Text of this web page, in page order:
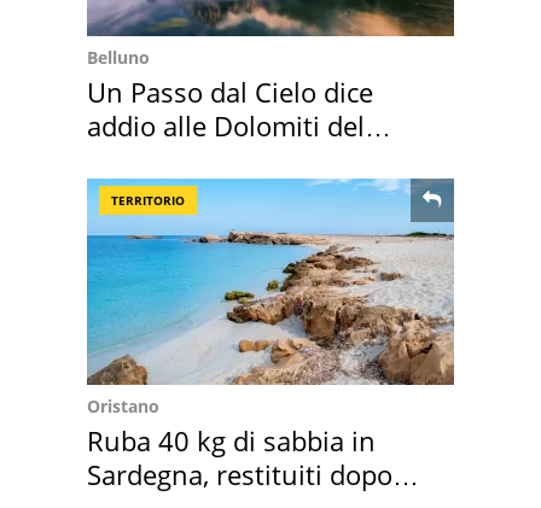
Belluno
Un Passo dal Cielo dice
addio alle Dolomiti del
TERRITORIO
Oristano
Ruba 40 kg di sabbia in
Sardegna, restituiti dopo